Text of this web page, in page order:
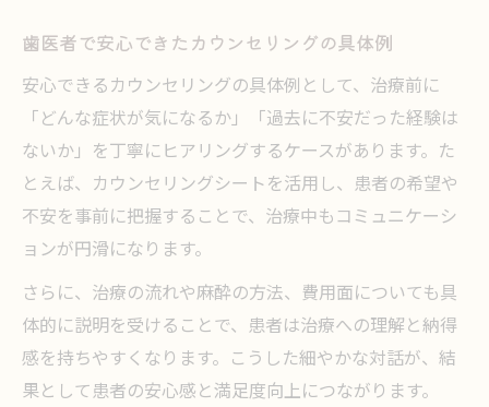
歯医者で安心できたカウンセリングの具体例
安心できるカウンセリングの具体例として、治療前に
「どんな症状が気になるか」「過去に不安だった経験は
ないか」を丁寧にヒアリングするケースがあります。た
とえば、カウンセリングシートを活用し、患者の希望や
不安を事前に把握することで、治療中もコミュニケーシ
ョンが円滑になります。
さらに、治療の流れや麻酔の方法、費用面についても具
体的に説明を受けることで、患者は治療への理解と納得
感を持ちやすくなります。こうした細やかな対話が、結
果として患者の安心感と満足度向上につながります。